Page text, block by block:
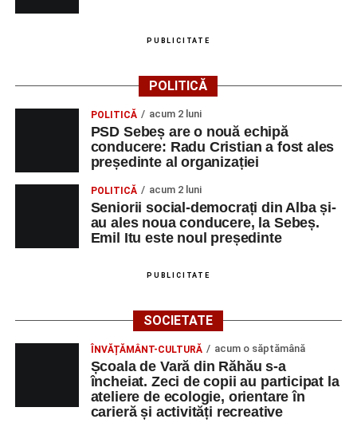
PUBLICITATE
POLITICĂ
POLITICĂ acum 2 luni
PSD Sebeș are o nouă echipă
conducere: Radu Cristian a fost ales
președinte al organizației
POLITICĂ acum 2 luni
Seniorii social-democrați din Alba și-
au ales noua conducere, la Sebeș.
Emil Itu este noul președinte
PUBLICITATE
SOCIETATE
ÎNVĂȚĂMÂNT-CULTURĂ acum o săptămână
Școala de Vară din Răhău s-a
încheiat. Zeci de copii au participat la
ateliere de ecologie, orientare în
carieră și activități recreative